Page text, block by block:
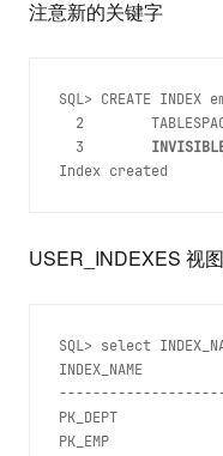
注意新的关键字
SQL> CREATE INDEX
2
  3
USER_INDEXES 视
SQL> select
INDEX_NAME
PK_DEPT
PK_EMP